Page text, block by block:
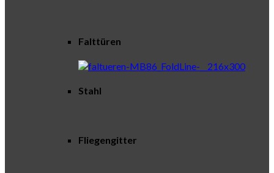
Falttüren
Stahl
Fliegengitter